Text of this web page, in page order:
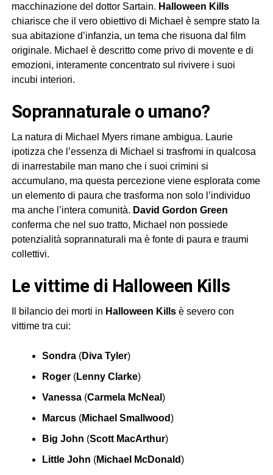
macchinazione del dottor Sartain. Halloween Kills
chiarisce che il vero obiettivo di Michael è sempre stato la
sua abitazione d’infanzia, un tema che risuona dal film
originale. Michael è descritto come privo di movente e di
emozioni, interamente concentrato sul rivivere i suoi
incubi interiori.
Soprannaturale o umano?
La natura di Michael Myers rimane ambigua. Laurie
ipotizza che l’essenza di Michael si trasfromi in qualcosa
di inarrestabile man mano che i suoi crimini si
accumulano, ma questa percezione viene esplorata come
un elemento di paura che trasforma non solo l’individuo
ma anche l’intera comunità. David Gordon Green
conferma che nel suo tratto, Michael non possiede
potenzialità soprannaturali ma è fonte di paura e traumi
collettivi.
Le vittime di Halloween Kills
Il bilancio dei morti in Halloween Killsè severo con
vittime tra cui:
Sondra(Diva Tyler)
Roger(Lenny Clarke)
Vanessa(Carmela McNeal )
Marcus(Michael Smallwood)
Big John (Scott MacArthur)
Little John (Michael McDonald)